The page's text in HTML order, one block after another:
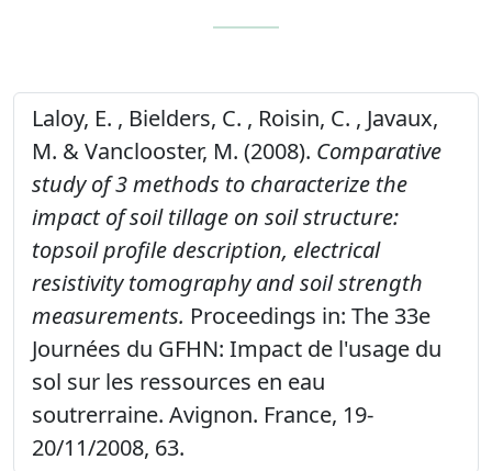
Laloy, E. , Bielders, C. , Roisin, C. , Javaux,
M. & Vanclooster, M. (2008). Comparative
study of 3 methods to characterize the
impact of soil tillage on soil structure:
topsoil profile description, electrical
resistivity tomography and soil strength
measurements. Proceedings in: The 33e
Journées du GFHN: Impact de l'usage du
sol sur les ressources en eau
soutrerraine. Avignon. France, 19-
20/11/2008, 63.